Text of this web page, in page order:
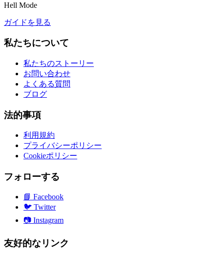
Hell Mode
ガイドを見る
私たちについて
私たちのストーリー
お問い合わせ
よくある質問
ブログ
法的事項
利用規約
プライバシーポリシー
Cookieポリシー
フォローする
📘 Facebook
🐦 Twitter
📷 Instagram
友好的なリンク